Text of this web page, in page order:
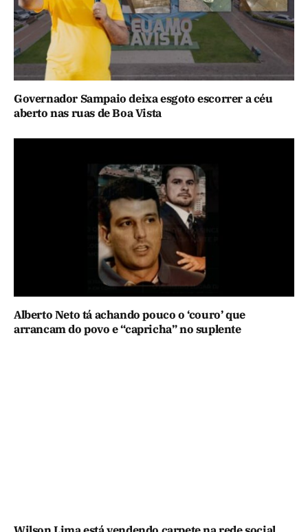
Governador Sampaio deixa esgoto escorrer a céu
aberto nas ruas de Boa Vista
Alberto Neto tá achando pouco o ‘couro’ que
arrancam do povo e “capricha” no suplente